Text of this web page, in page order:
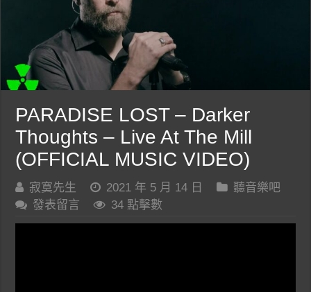
PARADISE LOST – Darker
Thoughts – Live At The Mill
(OFFICIAL MUSIC VIDEO)
寂寞先生 2021 年 5 月 14 日
聽音樂吧
發表留言
34 點擊數